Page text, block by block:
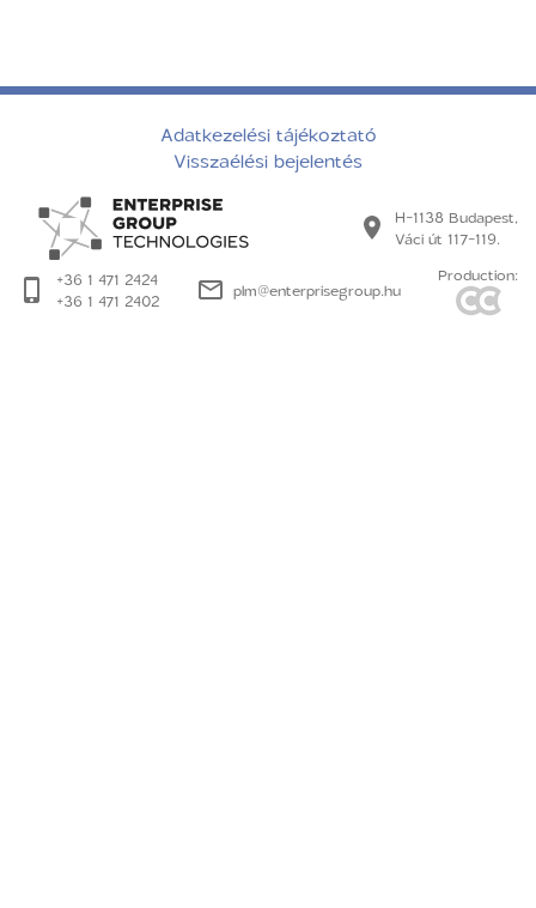
Adatkezelési tájékoztató
Visszaélési bejelentés
H-1138 Budapest,
Váci út 117-119.
+36 1 471 2424
+36 1 471 2402
plm@enterprisegroup.hu
Production: